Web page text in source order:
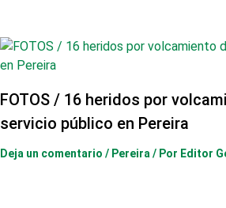
FOTOS / 16 heridos por
servicio público en Pereira
Deja un comentario / Pereira / Por Editor